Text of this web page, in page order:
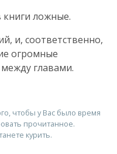
книги ложные.
и, соответственно,
огромные
главами.
чтобы у Вас было время
прочитанное.
курить.